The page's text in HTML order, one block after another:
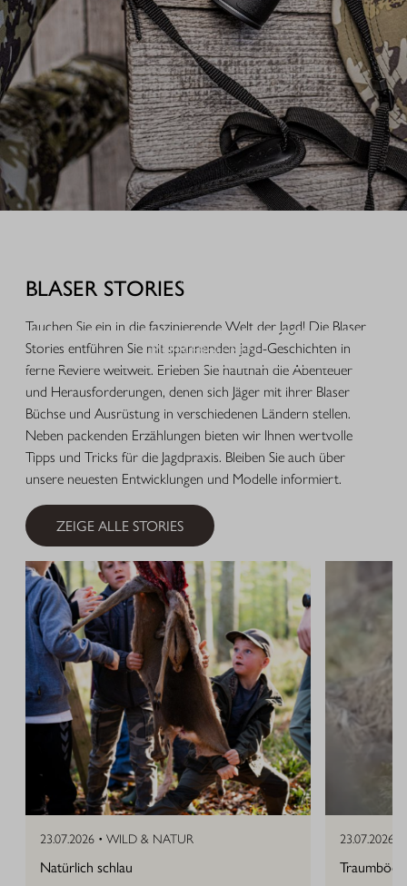
AUSRÜSTUNG FÜR IHREN JAGDERFOLG
Freizeit.
MEHR ERFAHREN
BLASER STORIES
Tauchen Sie ein in die faszinierende Welt der Jagd! Die Blaser
Stories entführen Sie mit spannenden Jagd-Geschichten in
ferne Reviere weltweit. Erleben Sie hautnah die Abenteuer
und Herausforderungen, denen sich Jäger mit ihrer Blaser
Büchse und Ausrüstung in verschiedenen Ländern stellen.
Neben packenden Erzählungen bieten wir Ihnen wertvolle
Tipps und Tricks für die Jagdpraxis. Bleiben Sie auch über
unsere neuesten Entwicklungen und Modelle informiert.
ZEIGE ALLE STORIES
23.07.2026 • WILD & NATUR
Natürlich schlau
23.07.2026 •